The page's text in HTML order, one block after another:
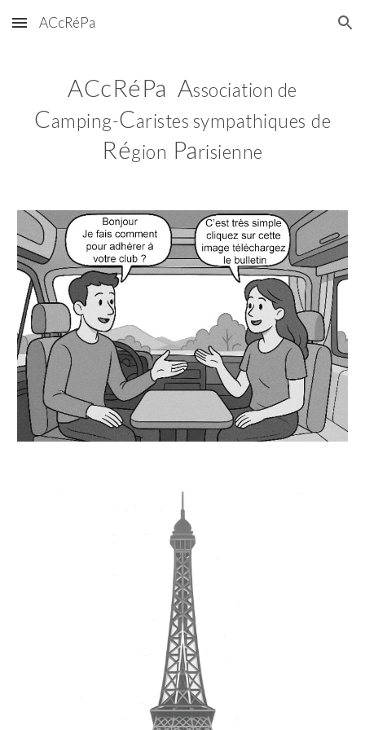
Skip to main content Skip to navigation
ACcRéPa
ACcRéPa Association de
Camping-Caristes sympathiques de
Région Parisienne